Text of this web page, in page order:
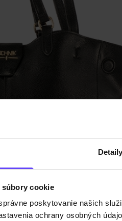
Detaily
súbory cookie
poskytovanie našich
ochrany osobných